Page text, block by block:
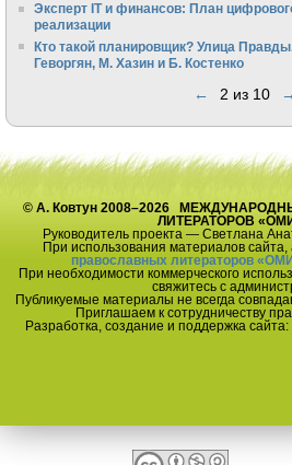
Эксперт IT и финансов: План
реализации
Кто такой планировщик? Улица
Геворгян, М. Хазин и Б. Костенко
← 2 из 10 →
© А. Ковтун 2008–2026
ЛИТЕРАТОРОВ
Руководитель проекта — Светлана
При использования материалов сайта,
православных литераторов
При необходимости коммерческого
свяжитесь с
Публикуемые материалы не всегда
Приглашаем к сотрудничеству
Разработка, создание и поддержка